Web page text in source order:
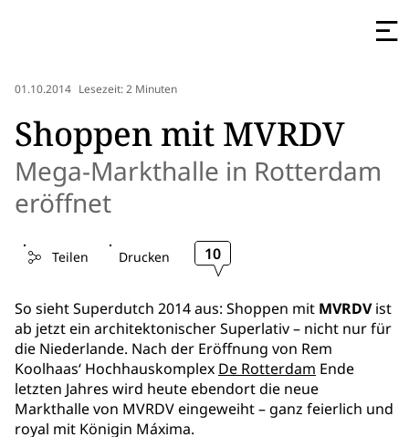
01.10.2014 Lesezeit: 2 Minuten
Shoppen mit MVRDV
Mega-Markthalle in Rotterdam
eröffnet
Teilen Drucken 10
So sieht Superdutch 2014 aus: Shoppen mit MVRDVist
ab jetzt ein architektonischer Superlativ – nicht nur für
die Niederlande. Nach der Eröffnung von Rem
Koolhaas‘ Hochhauskomplex De Rotterdam Ende
letzten Jahres wird heute ebendort die neue
Markthalle von MVRDV eingeweiht – ganz feierlich und
royal mit Königin Máxima.